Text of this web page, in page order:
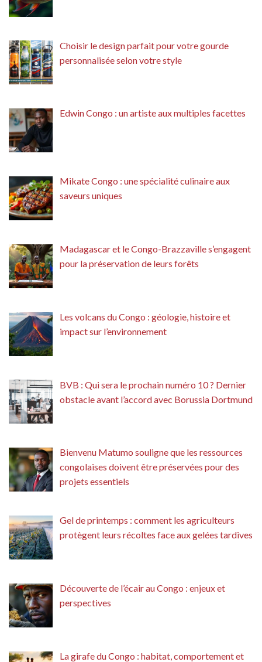
Choisir le design parfait pour votre gourde
personnalisée selon votre style
Edwin Congo : un artiste aux multiples facettes
Mikate Congo : une spécialité culinaire aux
saveurs uniques
Madagascar et le Congo-Brazzaville s’engagent
pour la préservation de leurs forêts
Les volcans du Congo : géologie, histoire et
impact sur l’environnement
BVB : Qui sera le prochain numéro 10 ? Dernier
obstacle avant l’accord avec Borussia Dortmund
Bienvenu Matumo souligne que les ressources
congolaises doivent être préservées pour des
projets essentiels
Gel de printemps : comment les agriculteurs
protègent leurs récoltes face aux gelées tardives
Découverte de l’écair au Congo : enjeux et
perspectives
La girafe du Congo : habitat, comportement et